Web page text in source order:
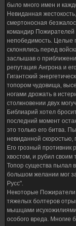
было много имен и
Невиданная
смертоносная
командир Пожирателей
непобедимость. Целые
склонялись перед
заслышав о
репутация Ангрона и
Гигантский
топором чудовища,
ногами дрожать в
столкновении двух
Библиарий хотел
последний момент
это только его битва.
невиданной
Его грозный
хвостом, и рубил своим
Топор существа пылал
большом желании мог
Русс".
Некоторые
тяжелых болтеров
мышцами
особого вреда. Многие